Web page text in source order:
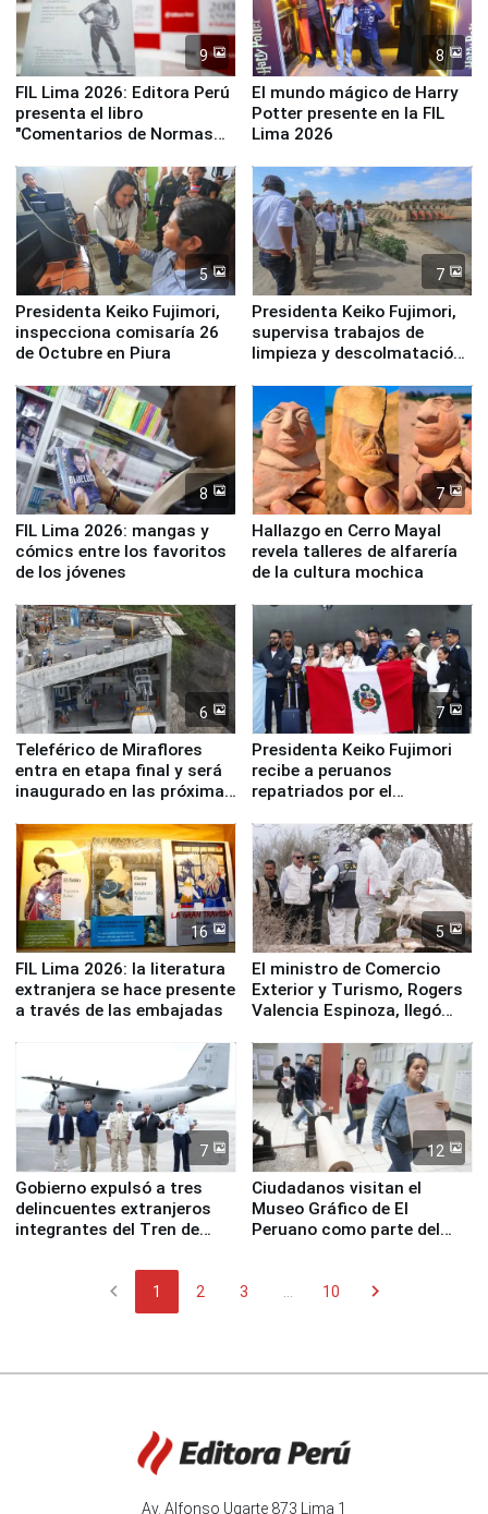
9
FIL Lima 2026: Editora Perú
presenta el libro
"Comentarios de Normas
Derecho Colectivo"
8
El mundo mágico de Harry
Potter presente en la FIL
Lima 2026
5
Presidenta Keiko Fujimori,
inspecciona comisaría 26
de Octubre en Piura
7
Presidenta Keiko Fujimori,
supervisa trabajos de
limpieza y descolmatación
8
FIL Lima 2026: mangas y
cómics entre los favoritos
de los jóvenes
7
Hallazgo en Cerro Mayal
revela talleres de alfarería
de la cultura mochica
6
Teleférico de Miraflores
entra en etapa final y será
inaugurado en las próximas
7
Presidenta Keiko Fujimori
recibe a peruanos
repatriados por el
16
FIL Lima 2026: la literatura
extranjera se hace presente
a través de las embajadas
5
El ministro de Comercio
Exterior y Turismo, Rogers
Valencia Espinoza, llegó
Nasca
7
Gobierno expulsó a tres
delincuentes extranjeros
integrantes del Tren de
12
Ciudadanos visitan el
Museo Gráfico de El
Peruano como parte del
chevron_left 1 2 3 10 chevron_right
Av. Alfonso Ugarte 873 Lima 1